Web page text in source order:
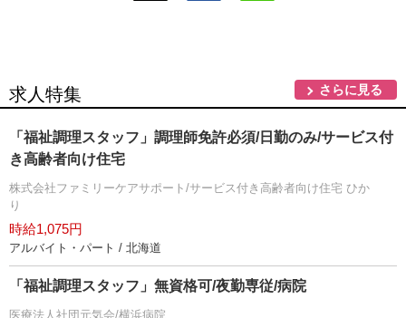
求人特集 さらに見る
「福祉調理スタッフ」調理師免許必須/日勤のみ/サービス付
き高齢者向け住宅
株式会社ファミリーケアサポート/サービス付き高齢者向け住宅 ひか
り
時給1,075円
アルバイト・パート / 北海道
「福祉調理スタッフ」無資格可/夜勤専従/病院
医療法人社団元気会/横浜病院